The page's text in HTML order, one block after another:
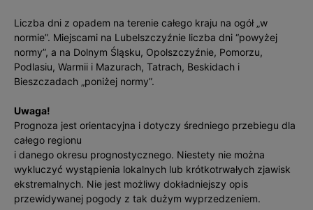
Liczba dni z opadem na terenie całego kraju na ogół „w
normie”. Miejscami na Lubelszczyźnie liczba dni “powyżej
normy”, a na Dolnym Śląsku, Opolszczyźnie, Pomorzu,
Podlasiu, Warmii i Mazurach, Tatrach, Beskidach i
Bieszczadach „poniżej normy”.
Uwaga!
Prognoza jest orientacyjna i dotyczy średniego przebiegu dla
całego regionu
i danego okresu prognostycznego. Niestety nie można
wykluczyć wystąpienia lokalnych lub krótkotrwałych zjawisk
ekstremalnych. Nie jest możliwy dokładniejszy opis
przewidywanej pogody z tak dużym wyprzedzeniem.